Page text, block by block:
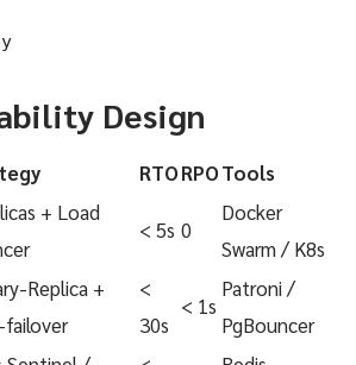
Design
RTORPOTools
+ Load
< 5s 0
Docker
Swarm / K8s
Replica +
<
30s
< 1s
Patroni /
PgBouncer